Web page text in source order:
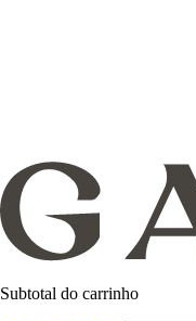
Subtotal do carrinho